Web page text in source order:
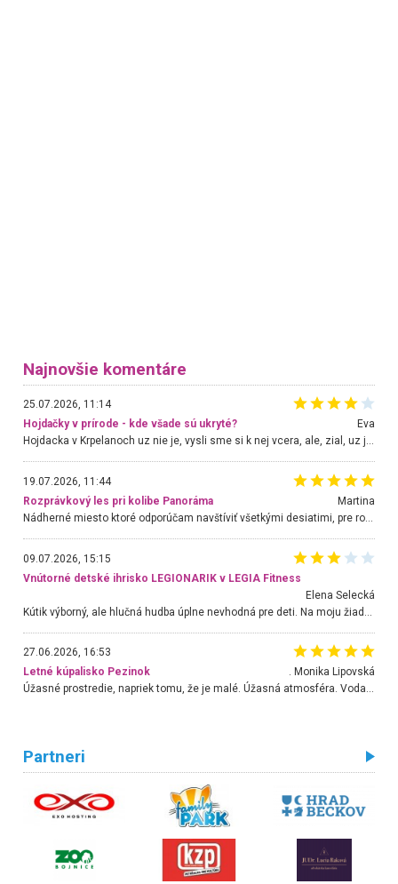
Najnovšie komentáre
25.07.2026, 11:14
Hojdačky v prírode - kde všade sú ukryté?
Eva
Hojdacka v Krpelanoch uz nie je, vysli sme si k nej vcera, ale, zial, uz je znicena. Ak sem planujete cestu len kvoli hojdacke, mozete si ju usetrit. Krasny vyhlad je tu vsak aj bez hojdacky :-)
19.07.2026, 11:44
Rozprávkový les pri kolibe Panoráma
Martina
Nádherné miesto ktoré odporúčam navštíviť všetkými desiatimi, pre rodiny s deťmi, dôchodcom... Proste a jednoducho ozaj rozprávkový les.. určite ešte prídeme. Odniesli sme si na pamiatku krásne tričká,
09.07.2026, 15:15
Vnútorné detské ihrisko LEGIONARIK v LEGIA Fitness
Elena Selecká
27.06.2026, 16:53
Letné kúpalisko Pezinok
. Monika Lipovská
Úžasné prostredie, napriek tomu, že je malé. Úžasná atmosféra. Voda fantastická a nádherná. Ľudí je pomerne veľa, ale su mili a ohľaduplní. Je veľmi zaujímavé sledovať, ako dokážu spolu športovať cudzí ľudia a bez ohľadu na vek. Vládne tu pohoda. Vnuka neviem dostať z vody. Ďakujem za krásny deň . Urcite sa sem vrátim. Jediný problém je s parkovaním, ale aj ten sa mi podarilo vyriešiť. Monika Bratislava
Partneri